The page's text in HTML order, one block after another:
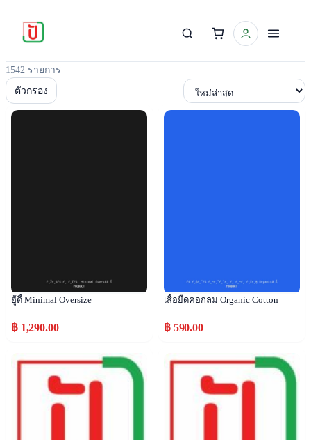
1542 รายการ
ตัวกรอง เรียงตาม
ฮู้ดี้ Minimal Oversize
฿ 1,290.00
เสื้อยืดคอกลม Organic Cotton
฿ 590.00
Popular Popular